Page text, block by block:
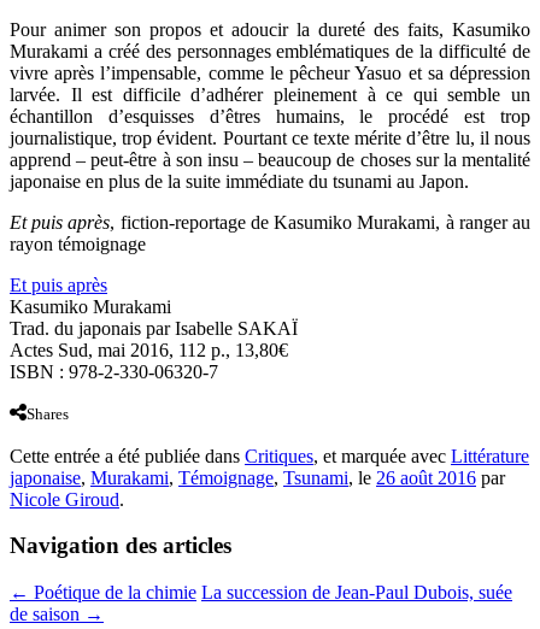
Pour animer son propos et adoucir la dureté des faits, Kasumiko
Murakami a créé des personnages emblématiques de la difficulté de
vivre après l’impensable, comme le pêcheur Yasuo et sa dépression
larvée. Il est difficile d’adhérer pleinement à ce qui semble un
échantillon d’esquisses d’êtres humains, le procédé est trop
journalistique, trop évident. Pourtant ce texte mérite d’être lu, il nous
apprend – peut-être à son insu – beaucoup de choses sur la mentalité
japonaise en plus de la suite immédiate du tsunami au Japon.
Et puis après, fiction-reportage de Kasumiko Murakami, à ranger au
rayon témoignage
Et puis après
Kasumiko Murakami
Trad. du japonais par Isabelle SAKAÏ
Actes Sud, mai 2016, 112 p., 13,80€
ISBN : 978-2-330-06320-7
Shares
Cette entrée a été publiée dans Critiques, et marquée avec Littérature
japonaise, Murakami, Témoignage, Tsunami, le 26 août 2016 par
Nicole Giroud.
Navigation des articles
← Poétique de la chimie La succession de Jean-Paul Dubois, suée
de saison →